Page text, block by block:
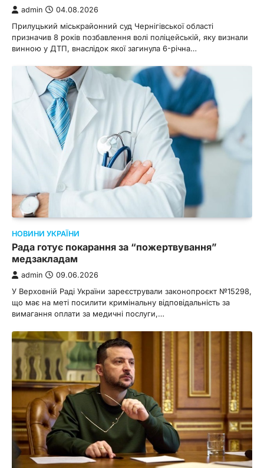
admin 04.08.2026
Прилуцький міськрайонний суд Чернігівської області
призначив 8 років позбавлення волі поліцейській, яку визнали
винною у ДТП, внаслідок якої загинула 6-річна…
НОВИНИ УКРАЇНИ
Рада готує покарання за “пожертвування”
медзакладам
admin 09.06.2026
У Верховній Раді України зареєстрували законопроєкт №15298,
що має на меті посилити кримінальну відповідальність за
вимагання оплати за медичні послуги,…